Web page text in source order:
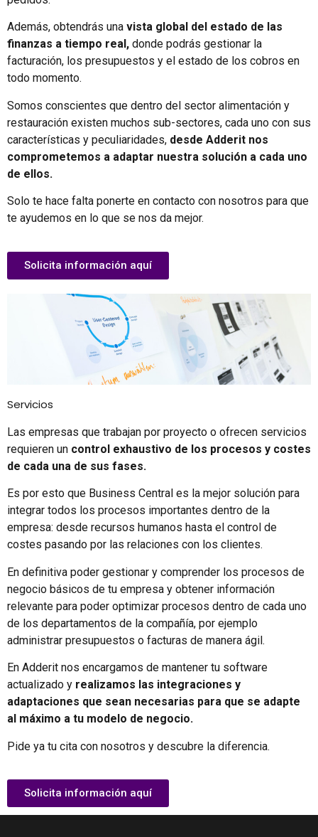
Además, obtendrás una vista global del estado de las
finanzas a tiempo real, donde podrás gestionar la
facturación, los presupuestos y el estado de los cobros en
todo momento.
Somos conscientes que dentro del sector alimentación y
restauración existen muchos sub-sectores, cada uno con sus
características y peculiaridades, desde Adderit nos
comprometemos a adaptar nuestra solución a cada uno
de ellos.
Solo te hace falta ponerte en contacto con nosotros para que
te ayudemos en lo que se nos da mejor.
Solicita información aquí
Servicios
Las empresas que trabajan por proyecto o ofrecen servicios
requieren un control exhaustivo de los procesos y costes
de cada una de sus fases.
Es por esto que Business Central es la mejor solución para
integrar todos los procesos importantes dentro de la
empresa: desde recursos humanos hasta el control de
costes pasando por las relaciones con los clientes.
En definitiva poder gestionar y comprender los procesos de
negocio básicos de tu empresa y obtener información
relevante para poder optimizar procesos dentro de cada uno
de los departamentos de la compañía, por ejemplo
administrar presupuestos o facturas de manera ágil.
En Adderit nos encargamos de mantener tu software
actualizado y realizamos las integraciones y
adaptaciones que sean necesarias para que se adapte
al máximo a tu modelo de negocio.
Pide ya tu cita con nosotros y descubre la diferencia.
Solicita información aquí